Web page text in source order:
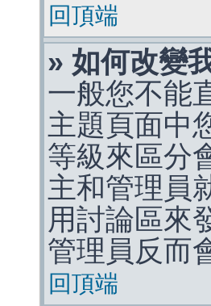
回頂端
» 如何改變
一般您不能
主題頁面中
等級來區分
主和管理員
用討論區來
管理員反而
回頂端